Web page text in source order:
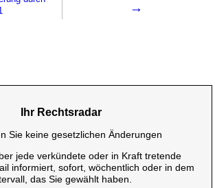
→
Ihr Rechtsradar
Sie keine gesetzlichen Änderungen
jede verkündete oder in Kraft tretende
informiert, sofort, wöchentlich oder in dem
das Sie gewählt haben.